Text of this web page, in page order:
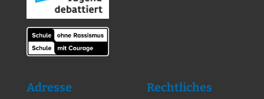
Adresse Rechtliches